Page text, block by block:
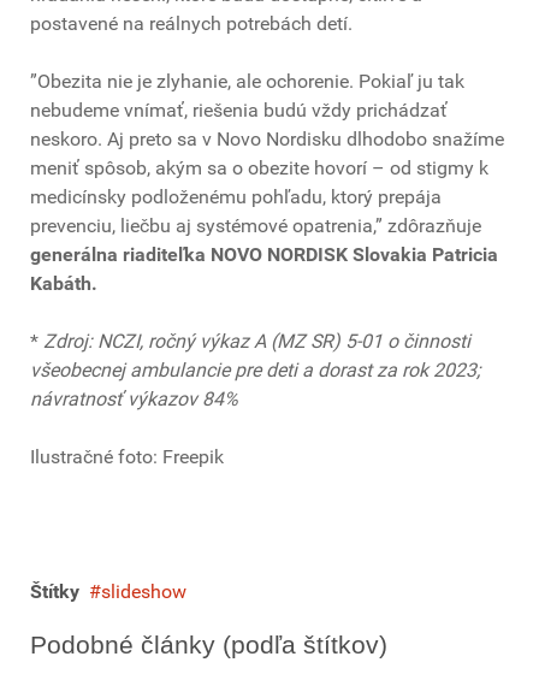
postavené na reálnych potrebách detí.
”Obezita nie je zlyhanie, ale ochorenie. Pokiaľ ju tak
nebudeme vnímať, riešenia budú vždy prichádzať
neskoro. Aj preto sa v Novo Nordisku dlhodobo snažíme
meniť spôsob, akým sa o obezite hovorí – od stigmy k
medicínsky podloženému pohľadu, ktorý prepája
prevenciu, liečbu aj systémové opatrenia,” zdôrazňuje
generálna riaditeľka NOVO NORDISK Slovakia Patricia
Kabáth.
* Zdroj: NCZI, ročný výkaz A (MZ SR) 5-01 o činnosti
všeobecnej ambulancie pre deti a dorast za rok 2023;
návratnosť výkazov 84%
Ilustračné foto: Freepik
Štítky slideshow
Podobné články (podľa štítkov)